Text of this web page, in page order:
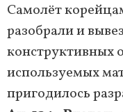
Самолёт
разобрали и
конструктивных
используемых
пригодилось